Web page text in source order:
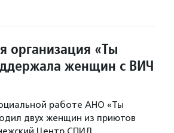
организация «Ты
женщин с ВИЧ
работе АНО «Ты
двух женщин из приютов